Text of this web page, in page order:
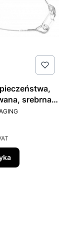
srebrna